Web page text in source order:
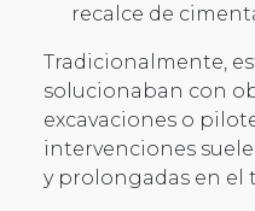
recalce de
Tradicionalmente,
solucionaban con
excavaciones o
intervenciones
y prolongadas en el